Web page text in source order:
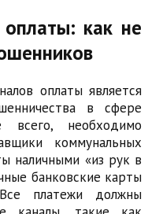
как не
оплаты является
в сфере
всего, необходимо
коммунальных
наличными «из рук в
банковские карты
платежи должны